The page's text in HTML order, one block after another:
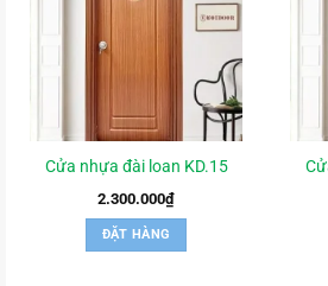
Cửa nhựa đài loan KD.15
2.300.000₫
ĐẶT HÀNG